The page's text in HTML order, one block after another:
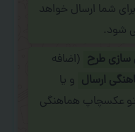
شما ارسال خواهد
شود.
طرح (اضافه
ارسال و یا
عکسچاپ هماهنگی